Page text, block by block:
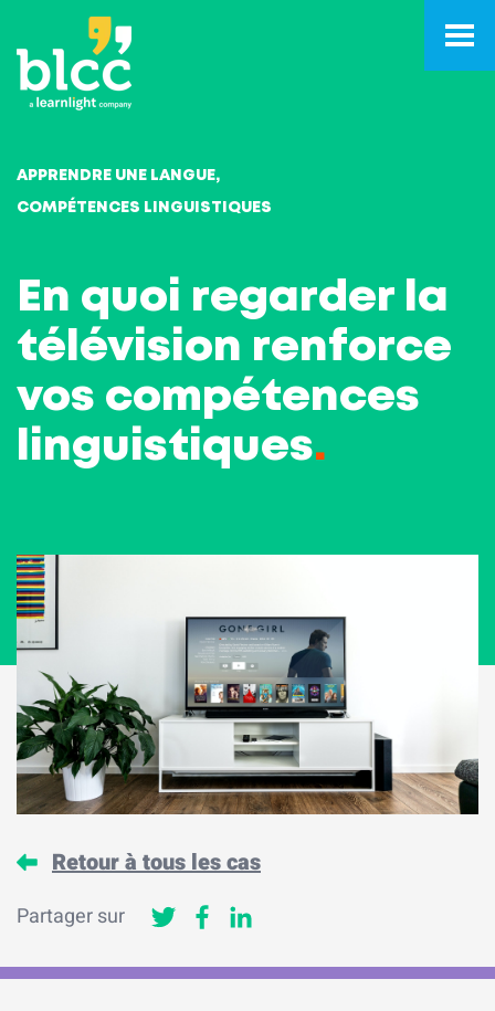
APPRENDRE UNE LANGUE
COMPÉTENCES LINGUISTIQUES
En quoi regarder la
télévision renforce
vos compétences
linguistiques.
Retour à tous les cas
Partager sur